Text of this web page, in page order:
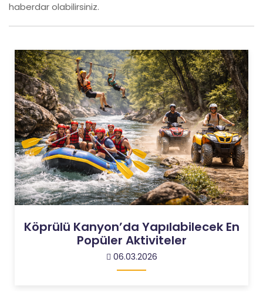
haberdar olabilirsiniz.
Köprülü Kanyon’da Yapılabilecek En
Popüler Aktiviteler
06.03.2026